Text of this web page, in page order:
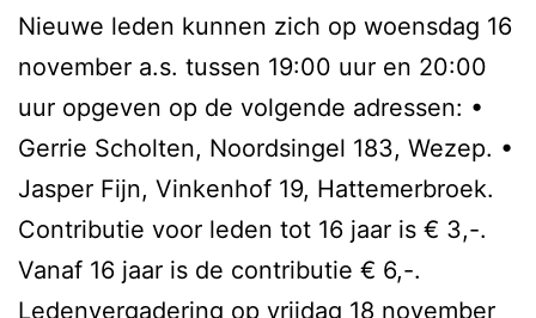
Nieuwe leden kunnen zich op woensdag 16
november a.s. tussen 19:00 uur en 20:00
uur opgeven op de volgende adressen: •
Gerrie Scholten, Noordsingel 183, Wezep. •
Jasper Fijn, Vinkenhof 19, Hattemerbroek.
Contributie voor leden tot 16 jaar is € 3,-.
Vanaf 16 jaar is de contributie € 6,-.
Ledenvergadering op vrijdag 18 november